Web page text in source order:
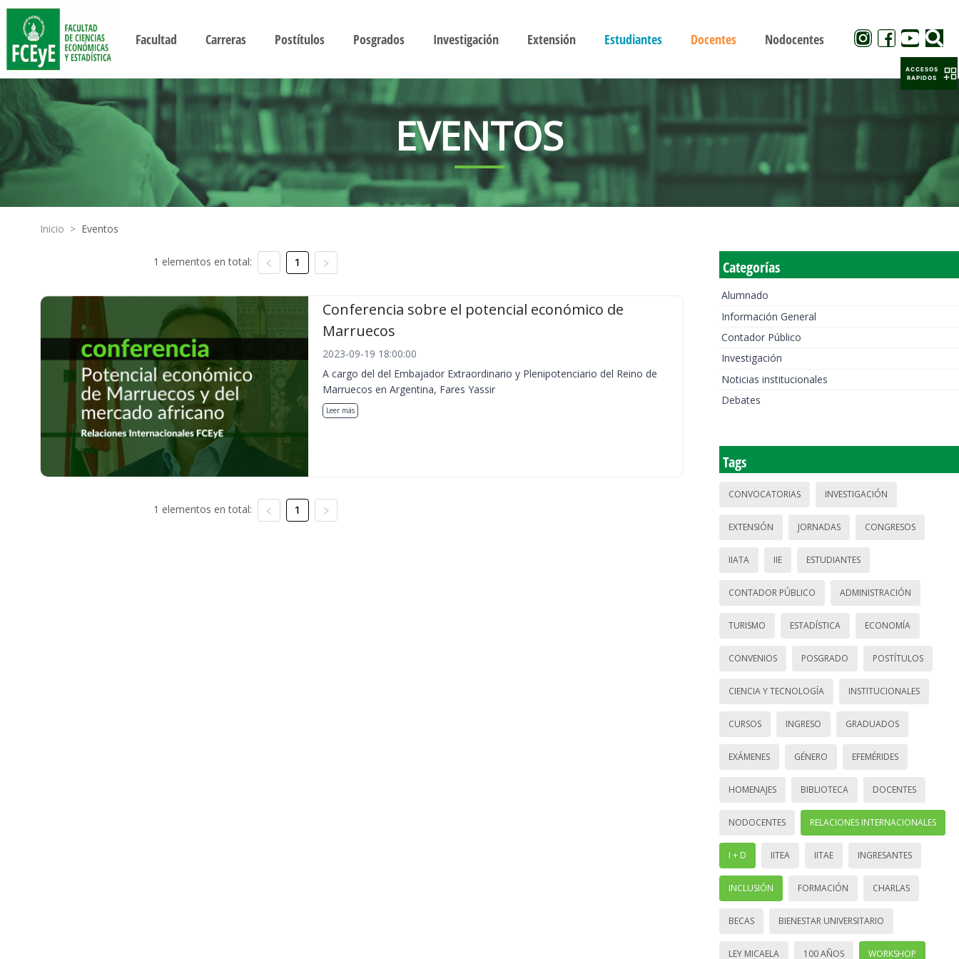
Facultad Carreras Postítulos Posgrados Investigación Extensión Estudiantes Docentes Nodocentes
EVENTOS
Inicio > Eventos
1 elementos en total: 1
Conferencia sobre el potencial económico de
Marruecos
2023-09-19 18:00:00
A cargo del del Embajador Extraordinario y Plenipotenciario del Reino de
Marruecos en Argentina, Fares Yassir
Leer más
1 elementos en total: 1
Categorías
Alumnado
Información General
Contador Público
Investigación
Noticias institucionales
Debates
Tags
CONVOCATORIAS INVESTIGACIÓN
EXTENSIÓN JORNADAS CONGRESOS
IIATA IIE ESTUDIANTES
CONTADOR PÚBLICO ADMINISTRACIÓN
TURISMO ESTADÍSTICA ECONOMÍA
CONVENIOS POSGRADO POSTÍTULOS
CIENCIA Y TECNOLOGÍA INSTITUCIONALES
CURSOS INGRESO GRADUADOS
EXÁMENES GÉNERO EFEMÉRIDES
HOMENAJES BIBLIOTECA DOCENTES
NODOCENTES RELACIONES INTERNACIONALES
I + D IITEA IITAE INGRESANTES
INCLUSIÓN FORMACIÓN CHARLAS
BECAS BIENESTAR UNIVERSITARIO
LEY MICAELA 100 AÑOS WORKSHOP
ACCESOS
RAPIDOS